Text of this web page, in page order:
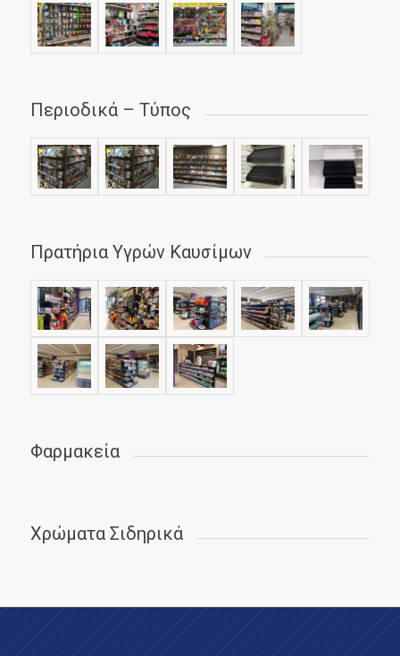
Περιοδικά – Τύπος
Πρατήρια Υγρών Καυσίμων
Φαρμακεία
Χρώματα Σιδηρικά